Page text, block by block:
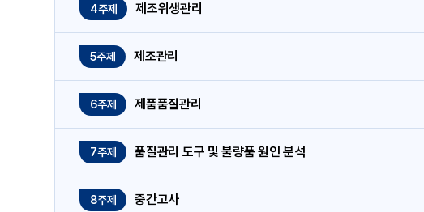
4주제 제조위생관리
5주제 제조관리
6주제 제품품질관리
7주제 품질관리 도구 및 불량품 원인 분석
8주제 중간고사